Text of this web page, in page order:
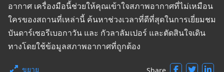
อากาศ เครื่องมือนี้ช่วยให้คุณเข้าใจสภาพอากาศที่ไม่เหมือน
ใครของสถานที่เหล่านี้ ค้นหาช่วงเวลาที่ดีที่สุดในการเยี่ยมชม
บันดาร์เซอรีเบอกาวัน และ กัวลาลัมเปอร์ และตัดสินใจเดิน
ทางโดยใช้ข้อมูลสภาพอากาศที่ถูกต้อง
ขยาย